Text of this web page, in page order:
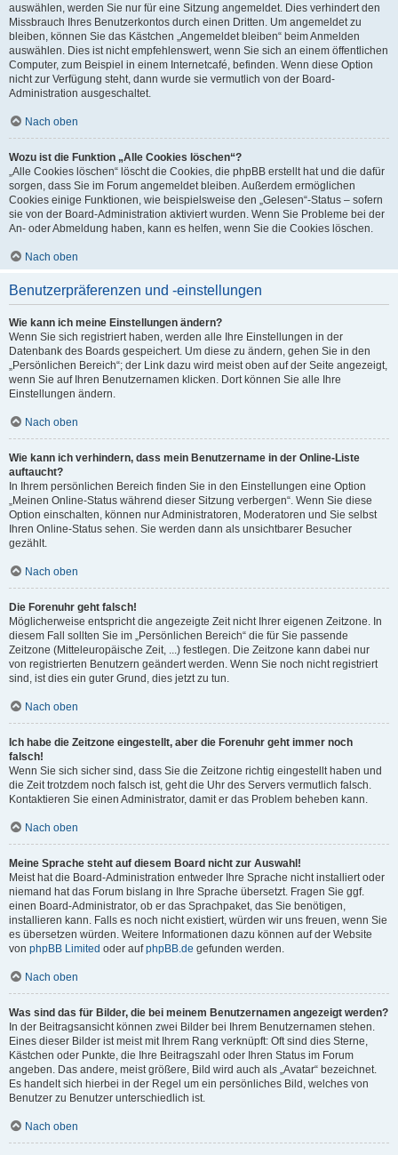
auswählen, werden Sie nur für eine Sitzung angemeldet. Dies verhindert den
Missbrauch Ihres Benutzerkontos durch einen Dritten. Um angemeldet zu
bleiben, können Sie das Kästchen „Angemeldet bleiben“ beim Anmelden
auswählen. Dies ist nicht empfehlenswert, wenn Sie sich an einem öffentlichen
Computer, zum Beispiel in einem Internetcafé, befinden. Wenn diese Option
nicht zur Verfügung steht, dann wurde sie vermutlich von der Board-
Administration ausgeschaltet.
Nach oben
Wozu ist die Funktion „Alle Cookies löschen“?
„Alle Cookies löschen“ löscht die Cookies, die phpBB erstellt hat und die dafür
sorgen, dass Sie im Forum angemeldet bleiben. Außerdem ermöglichen
Cookies einige Funktionen, wie beispielsweise den „Gelesen“-Status – sofern
sie von der Board-Administration aktiviert wurden. Wenn Sie Probleme bei der
An- oder Abmeldung haben, kann es helfen, wenn Sie die Cookies löschen.
Nach oben
Benutzerpräferenzen und -einstellungen
Wie kann ich meine Einstellungen ändern?
Wenn Sie sich registriert haben, werden alle Ihre Einstellungen in der
Datenbank des Boards gespeichert. Um diese zu ändern, gehen Sie in den
„Persönlichen Bereich“; der Link dazu wird meist oben auf der Seite angezeigt,
wenn Sie auf Ihren Benutzernamen klicken. Dort können Sie alle Ihre
Einstellungen ändern.
Nach oben
Wie kann ich verhindern, dass mein Benutzername in der Online-Liste
auftaucht?
In Ihrem persönlichen Bereich finden Sie in den Einstellungen eine Option
„Meinen Online-Status während dieser Sitzung verbergen“. Wenn Sie diese
Option einschalten, können nur Administratoren, Moderatoren und Sie selbst
Ihren Online-Status sehen. Sie werden dann als unsichtbarer Besucher
gezählt.
Nach oben
Die Forenuhr geht falsch!
Möglicherweise entspricht die angezeigte Zeit nicht Ihrer eigenen Zeitzone. In
diesem Fall sollten Sie im „Persönlichen Bereich“ die für Sie passende
Zeitzone (Mitteleuropäische Zeit, ...) festlegen. Die Zeitzone kann dabei nur
von registrierten Benutzern geändert werden. Wenn Sie noch nicht registriert
sind, ist dies ein guter Grund, dies jetzt zu tun.
Nach oben
Ich habe die Zeitzone eingestellt, aber die Forenuhr geht immer noch
falsch!
Wenn Sie sich sicher sind, dass Sie die Zeitzone richtig eingestellt haben und
die Zeit trotzdem noch falsch ist, geht die Uhr des Servers vermutlich falsch.
Kontaktieren Sie einen Administrator, damit er das Problem beheben kann.
Nach oben
Meine Sprache steht auf diesem Board nicht zur Auswahl!
Meist hat die Board-Administration entweder Ihre Sprache nicht installiert oder
niemand hat das Forum bislang in Ihre Sprache übersetzt. Fragen Sie ggf.
einen Board-Administrator, ob er das Sprachpaket, das Sie benötigen,
installieren kann. Falls es noch nicht existiert, würden wir uns freuen, wenn Sie
es übersetzen würden. Weitere Informationen dazu können auf der Website
von phpBB Limited oder aufphpBB.de gefunden werden.
Nach oben
Was sind das für Bilder, die bei meinem Benutzernamen angezeigt werden?
In der Beitragsansicht können zwei Bilder bei Ihrem Benutzernamen stehen.
Eines dieser Bilder ist meist mit Ihrem Rang verknüpft: Oft sind dies Sterne,
Kästchen oder Punkte, die Ihre Beitragszahl oder Ihren Status im Forum
angeben. Das andere, meist größere, Bild wird auch als „Avatar“ bezeichnet.
Es handelt sich hierbei in der Regel um ein persönliches Bild, welches von
Benutzer zu Benutzer unterschiedlich ist.
Nach oben